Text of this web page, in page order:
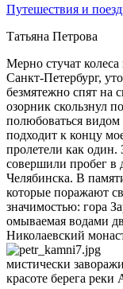
Путешествия и
Татьяна Петрова
Мерно стучат
Санкт-Петербург,
безмятежно спят на
озорник скользнул
полюбоваться
подходит к концу
пролетели как один.
совершили пробег в
Челябинска. В
которые поражают
значимостью: гора
омываемая водами
Николаевский
мистически
красоте берега